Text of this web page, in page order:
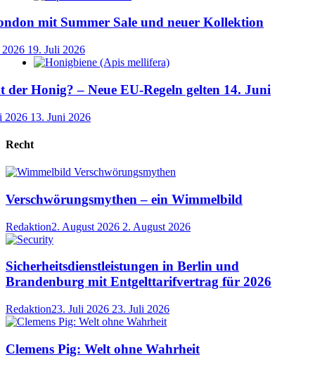
mit Summer Sale und neuer Kollektion
19. Juli 2026
der Honig? – Neue EU-Regeln gelten 14. Juni
2026 13. Juni 2026
Recht
Verschwörungsmythen – ein Wimmelbild
Redaktion2. August 2026 2. August 2026
Sicherheitsdienstleistungen in Berlin und
Brandenburg mit Entgelttarifvertrag für 2026
Redaktion23. Juli 2026 23. Juli 2026
Clemens Pig: Welt ohne Wahrheit